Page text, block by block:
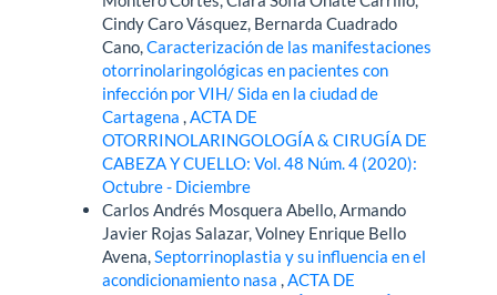
Cindy Caro Vásquez, Bernarda Cuadrado
Cano,Caracterización de las manifestaciones
otorrinolaringológicas en pacientes con
infección por VIH/ Sida en la ciudad de
Cartagena,ACTA DE
OTORRINOLARINGOLOGÍA & CIRUGÍA DE
CABEZA Y CUELLO: Vol. 48 Núm. 4 (2020):
Octubre - Diciembre
Carlos Andrés Mosquera Abello, Armando
Javier Rojas Salazar, Volney Enrique Bello
Avena,Septorrinoplastia y su influencia en el
acondicionamiento nasa,ACTA DE